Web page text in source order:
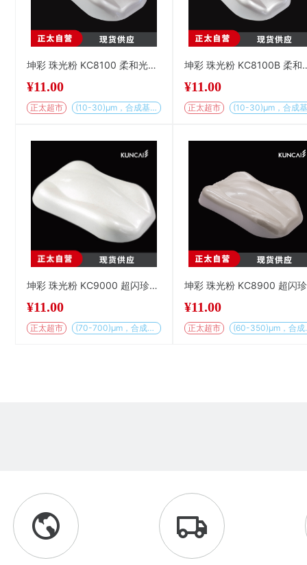
坤彩 珠光粉 KC8100 柔和光泽企鹅白
¥11.00
正太超市 (10-30)µm，合成基材
坤彩 珠光粉
¥11.00
正太超市
坤彩 珠光粉 KC9000 超闪珍珠光泽企鹅白
¥11.00
正太超市 (70-700)µm，合成基材
¥11.00
正太超市